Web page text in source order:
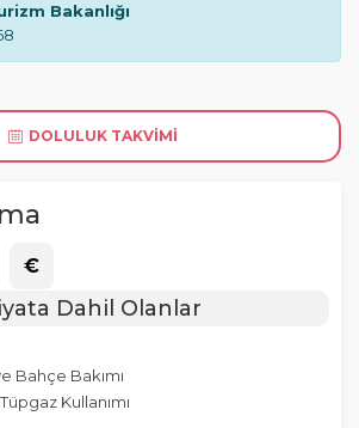
Bakanlığı
DOLULUK TAKVIMI
€
Dahil Olanlar
Bahçe Bakımı
Kullanımı